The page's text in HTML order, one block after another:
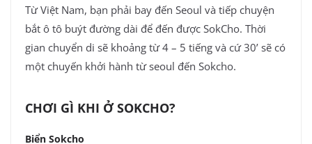
Từ Việt Nam, bạn phải bay đến Seoul và tiếp chuyện
bắt ô tô buýt đường dài để đến được SokCho. Thời
gian chuyển di sẽ khoảng từ 4 – 5 tiếng và cứ 30’ sẽ có
một chuyến khởi hành từ seoul đến Sokcho.
CHƠI GÌ KHI Ở SOKCHO?
Biển Sokcho